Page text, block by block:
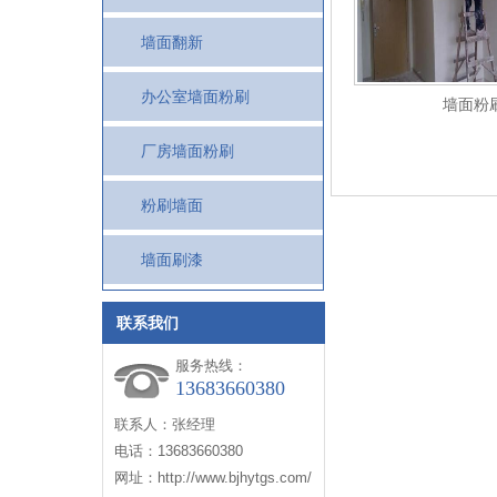
墙面翻新
办公室墙面粉刷
厂房墙面粉刷
粉刷墙面
墙面刷漆
联系我们
服务热线：
13683660380
联系人：张经理
电话：13683660380
网址：http://www.bjhytgs.com/
墙面粉